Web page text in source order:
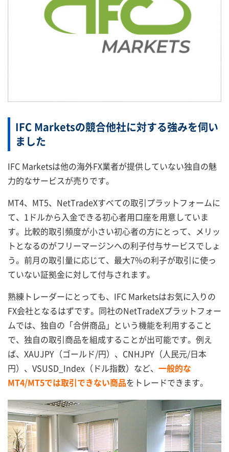
IFC Marketsの競合他社に対する強みを伺い
ました
IFC Marketsは他の海外FX業者が提供していない独自の魅
力的なサービスが売りです。
MT4、MT5、NetTradeXすべての取引プラットフォームに
て、1ドルから入金できる初心者用口座を用意していま
す。比較的取引頻度が小さい初心者の方にとって、メリッ
トとなるのがフリーマージンへの利子付与サービスでしょ
う。前月の取引量に応じて、最大7%の利子が取引に使っ
ていない証拠金に対して付与されます。
熟練トレーダーにとっても、IFC Marketsはお気に入りの
FX会社となるはずです。同社のNetTradeXプラットフォー
ムでは、独自の「合併商品」という機能を利用すること
で、独自の取引商品を組成することが出可能です。例え
ば、XAUJPY（ゴールド/円）、CNHJPY（人民元/日本
円）、VSUSD_Index（ドル指数）など、 一般的な
MT4/MT5では取引できない商品をトレードできます。